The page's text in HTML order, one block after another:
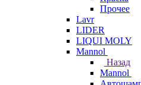
Прочее
Lavr
LIDER
LIQUI MOLY
Mannol
Назад
Mannol